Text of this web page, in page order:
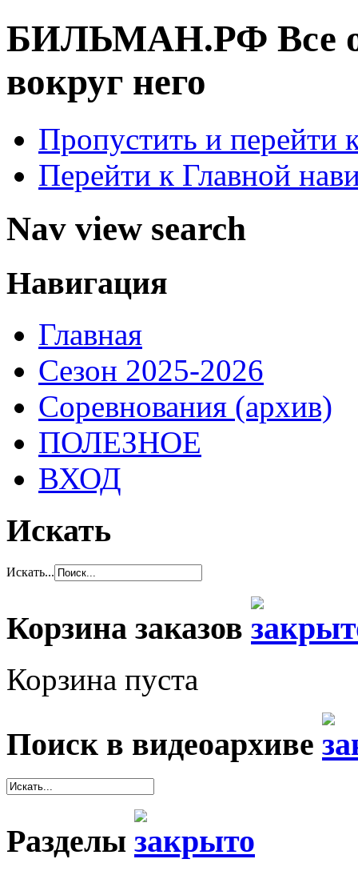
БИЛЬМАН.РФ Все
вокруг него
Пропустить и перейти
Перейти к Главной
Nav view search
Навигация
Главная
Сезон 2025-2026
Соревнования (архив)
ПОЛЕЗНОЕ
ВХОД
Искать
Искать...
Корзина заказов
Корзина пуста
Поиск в видеоархиве
Разделы